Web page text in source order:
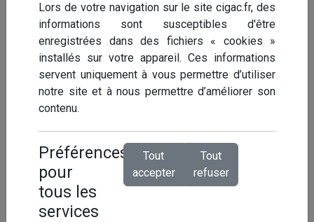
médicaux
Aide au retour à l’emploi et gestion de crise
Pourquoi s'assurer ?
L'absentéisme peut avoir un réel impact sur votre
budget et votre fonctionnement.
Gestion RH et Organisation
Lors de votre navigation sur le site cigac.fr, des
informations sont susceptibles d'être
enregistrées dans des fichiers « cookies »
installés sur votre appareil. Ces informations
servent uniquement à vous permettre d’utiliser
notre site et à nous permettre d’améliorer son
contenu.
Préférences
pour
tous les
services
Tout
accepter
Tout
refuser